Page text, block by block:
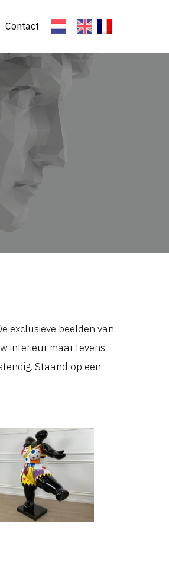
Contact
exclusieve beelden van
interieur maar tevens
Staand op een
PC-20